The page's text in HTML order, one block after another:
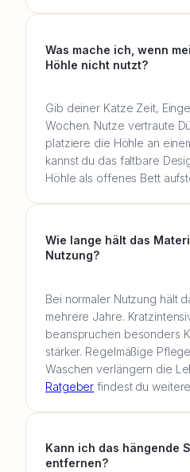
Was mache ich, wenn
Höhle nicht nutzt?
Gib deiner Katze Zeit,
Wochen. Nutze vertraute
platziere die Höhle an
kannst du das faltbare
Höhle als offenes Bett
Wie lange hält das
Nutzung?
Bei normaler Nutzung hält
mehrere Jahre.
beanspruchen besonders
stärker. Regelmäßige
Waschen verlängern die
Ratgeber findest du
Kann ich das hängende
entfernen?